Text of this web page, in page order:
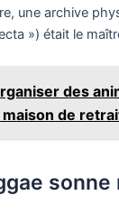
une archive
») était le
des
de
sonne